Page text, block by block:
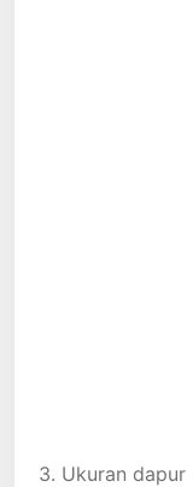
3. Ukuran